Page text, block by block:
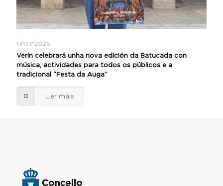
17/07/2026
Verín celebrará unha nova edición da Batucada con
música, actividades para todos os públicos e a
tradicional “Festa da Auga”
Ler máis